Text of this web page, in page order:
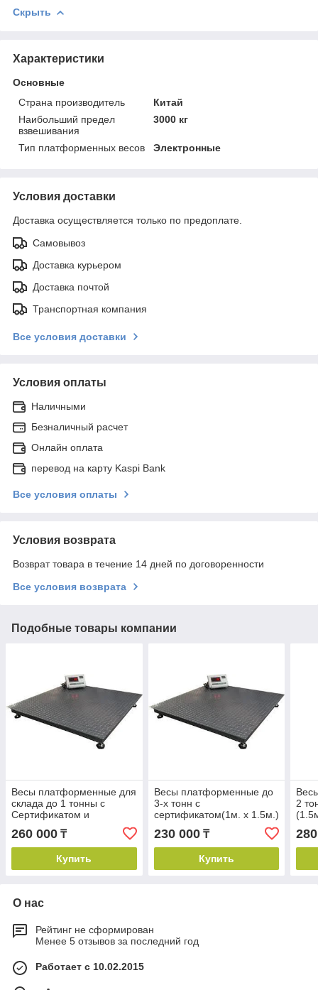
Скрыть
Характеристики
Основные
Страна производитель
Китай
Наибольший предел
взвешивания
3000 кг
Тип платформенных весов Электронные
Условия доставки
Доставка осуществляется только по предоплате.
Самовывоз
Доставка курьером
Доставка почтой
Транспортная компания
Все условия доставки
Условия оплаты
Наличными
Безналичный расчет
Онлайн оплата
перевод на карту Kaspi Bank
Все условия оплаты
Условия возврата
Возврат товара в течение 14 дней по договоренности
Все условия возврата
Подобные товары компании
Весы платформенные для
склада до 1 тонны с
Сертификатом и
Поверкой (1.2м. х 1.5 м.)
260 000 ₸
Купить
Весы платформенные до
3-х тонн с
сертификатом(1м. х 1.5м.)
230 000₸
Купить
2
О нас
Рейтинг не сформирован
Менее 5 отзывов за последний год
Работает с 10.02.2015